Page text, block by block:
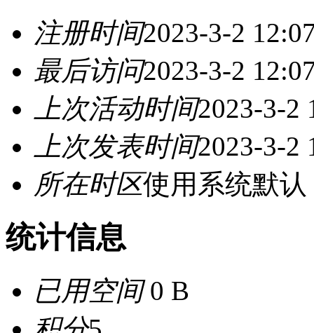
注册时间2023-3-2
最后访问2023-3-2
上次活动时间2023-3-2
上次发表时间2023-3-2
所在时区使用系统默认
统计信息
已用空间0 B